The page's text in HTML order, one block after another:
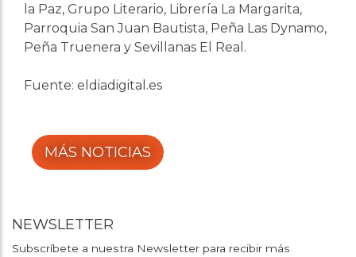
la Paz, Grupo Literario, Librería La Margarita,
Parroquia San Juan Bautista, Peña Las Dynamo,
Peña Truenera y Sevillanas El Real.
Fuente: eldiadigital.es
MÁS NOTICIAS
NEWSLETTER
Subscríbete a nuestra Newsletter para recibir más